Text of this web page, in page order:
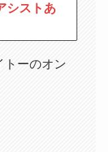
シストあ
トーのオン